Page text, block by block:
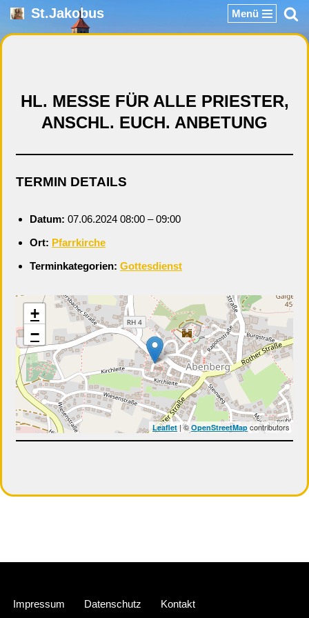
Zum
St.Jakobus Menü
HL. MESSE FÜR ALLE PRIESTER,
ANSCHL. EUCH. ANBETUNG
TERMIN DETAILS
Datum: 07.06.2024 08:00 –09:00
Ort: Pfarrkirche
Terminkategorien: Gottesdienst
+
−
Leaflet| © OpenStreetMapcontributors
Impressum Datenschutz Kontakt